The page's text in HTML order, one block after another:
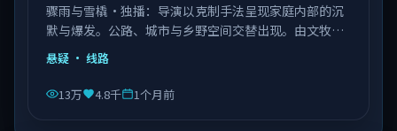
骤雨与雪橇·独播：导演以克制手法呈现家庭内部的沉
默与爆发。公路、城市与乡野空间交替出现。由文牧野
执导，秦海璐、文淇、邓恩熙等主演，意大利出品，类
型为悬疑。
悬疑 · 线路
13万 4.8千 1个月前